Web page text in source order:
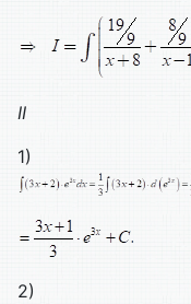
II
1)
2)